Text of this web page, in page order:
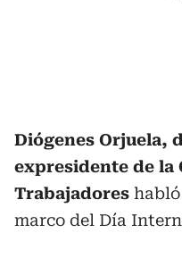
Diógenes Orjuela,
expresidente de la
Trabajadores habló
marco del Día